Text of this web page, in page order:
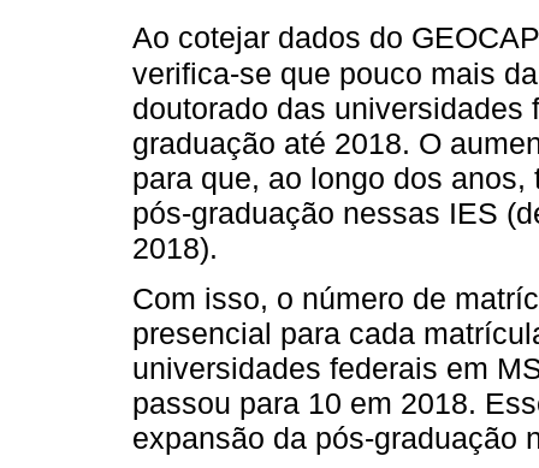
Ao cotejar dados do
verifica-se que pouco mais
doutorado das universidades
graduação até 2018. O
para que, ao longo dos
pós-graduação nessas IES
2018).
Com isso, o número de
presencial para cada
universidades federais em
passou para 10 em 2018.
expansão da pós-graduação